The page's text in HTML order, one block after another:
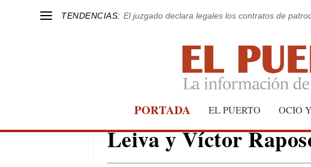
TENDENCIAS: El juzgado declara legales los contratos de
PORTADA EL PUERTO OCIO
Recepción
Leiva y Víctor